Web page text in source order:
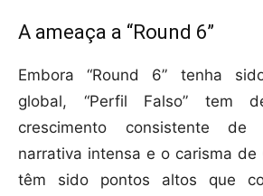
A ameaça a “Round 6”
Embora “Round 6” tenha
global, “Perfil Falso” tem
crescimento consistente de
narrativa intensa e o carisma de
têm sido pontos altos que